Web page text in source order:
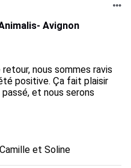
Avignon
nous sommes ravis
positive. Ça fait plaisir
et nous serons
et Soline